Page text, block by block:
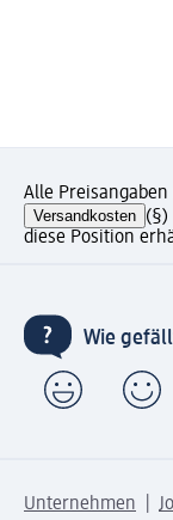
Alle
Versandkosten (§)
diese Position
Wie
Unternehmen